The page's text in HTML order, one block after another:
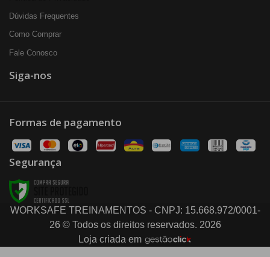
Dúvidas Frequentes
Como Comprar
Fale Conosco
Siga-nos
Formas de pagamento
Segurança
WORKSAFE TREINAMENTOS - CNPJ: 15.668.972/0001-
26 © Todos os direitos reservados. 2026
Loja criada em